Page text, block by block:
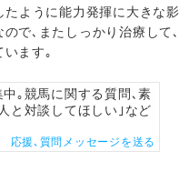
ように能力発揮に大きな影
で､またしっかり治療して､
ます｡
｡競馬に関する質問､素
と対談してほしい｣など
応援､質問メッセージを送る